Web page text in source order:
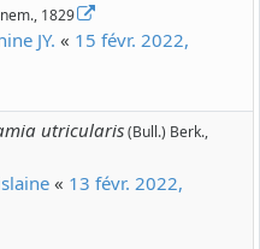
1829
JY. « 15 févr. 2022,
utricularis(Bull.) Berk.,
« 13 févr. 2022,